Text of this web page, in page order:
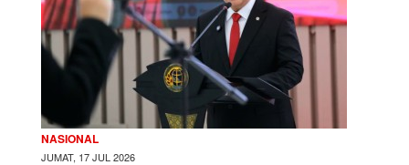
NASIONAL
JUMAT, 17 JUL 2026